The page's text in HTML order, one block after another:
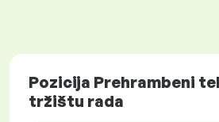
Pozicija Prehrambeni
tržištu rada